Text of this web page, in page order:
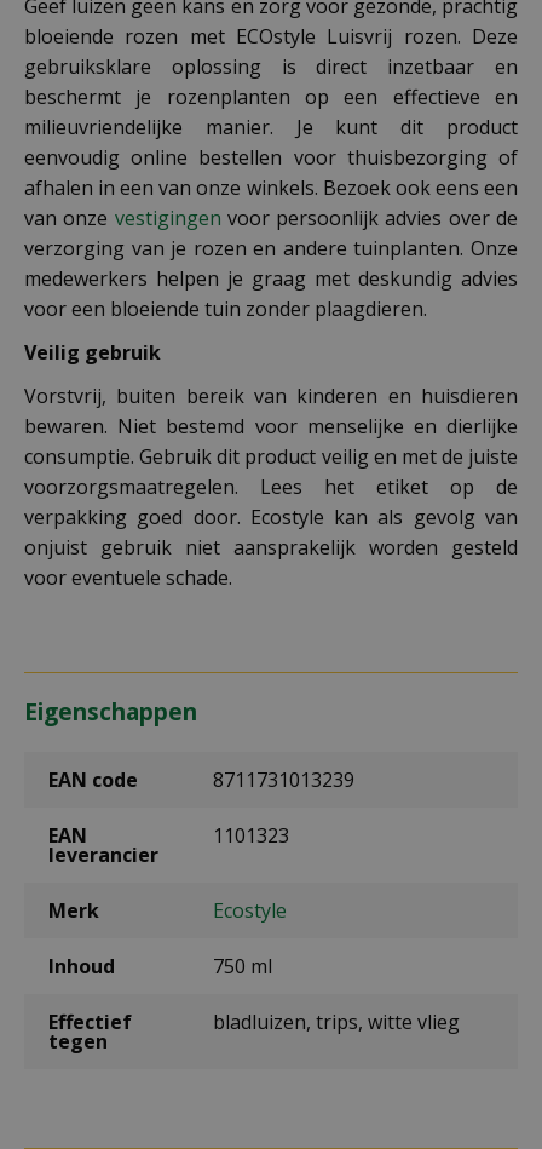
Geef luizen geen kans en zorg voor gezonde, prachtig
bloeiende rozen met ECOstyle Luisvrij rozen. Deze
gebruiksklare oplossing is direct inzetbaar en
beschermt je rozenplanten op een effectieve en
milieuvriendelijke manier. Je kunt dit product
eenvoudig online bestellen voor thuisbezorging of
afhalen in een van onze winkels. Bezoek ook eens een
van onze vestigingen voor persoonlijk advies over de
verzorging van je rozen en andere tuinplanten. Onze
medewerkers helpen je graag met deskundig advies
voor een bloeiende tuin zonder plaagdieren.
Veilig gebruik
Vorstvrij, buiten bereik van kinderen en huisdieren
bewaren. Niet bestemd voor menselijke en dierlijke
consumptie. Gebruik dit product veilig en met de juiste
voorzorgsmaatregelen. Lees het etiket op de
verpakking goed door. Ecostyle kan als gevolg van
onjuist gebruik niet aansprakelijk worden gesteld
voor eventuele schade.
Eigenschappen
EAN code 8711731013239
EAN
leverancier
1101323
Merk Ecostyle
Inhoud 750 ml
Effectief
tegen
bladluizen, trips, witte vlieg